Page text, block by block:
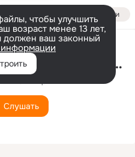
Войти
чтобы улучшить
возраст менее 13 лет,
должен ваш законный
Вологодская тюрьма
Слушать